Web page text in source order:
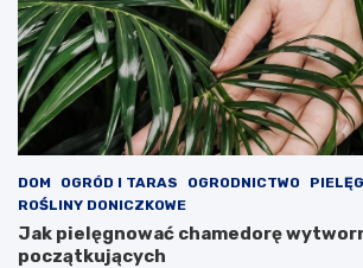
DOM OGRÓD I TARAS OGRODNICTWO
ROŚLINY DONICZKOWE
Jak pielęgnować chamedorę
początkujących